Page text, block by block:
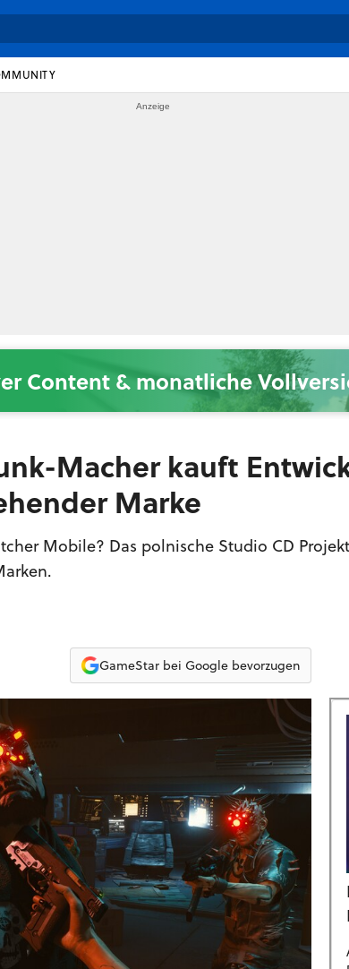
Content & monatliche
Macher kauft
Marke
Mobile? Das polnische Studio CD
GameStar bei Google bevorzugen